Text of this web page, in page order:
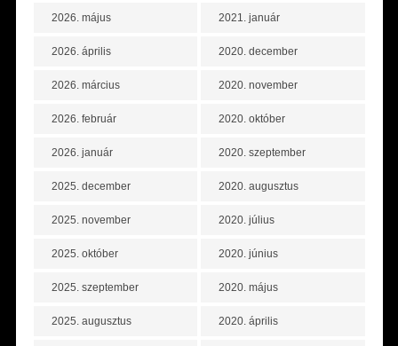
2026. május
2026. április
2026. március
2026. február
2026. január
2025. december
2025. november
2025. október
2025. szeptember
2025. augusztus
2021. január
2020. december
2020. november
2020. október
2020. szeptember
2020. augusztus
2020. július
2020. június
2020. május
2020. április